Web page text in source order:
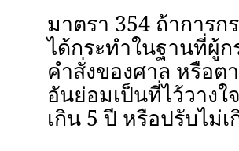
มาตรา 354 ถ้าการ
ได้กระทำในฐานที่ผู้
คำสั่งของศาล หรือ
อันย่อมเป็นที่ไว้วาง
เกิน 5 ปี หรือปรับไม่